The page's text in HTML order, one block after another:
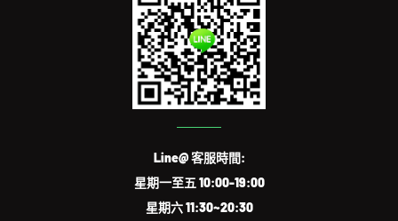
Line@ 客服時間:
星期一至五 10:00-19:00
星期六 11:30~20:30